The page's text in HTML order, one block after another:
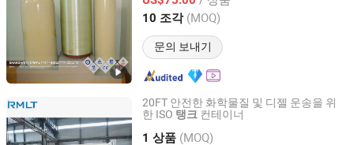
10 조각 (MOQ)
문의 보내기
Shanghai, China 이후 2013
20FT 안전한 화학물질 및 디젤 운송을 위
한 ISO 탱크 컨테이너
1 상품 (MOQ)
Qingdao Ruiming Blue Sky Energy Co., Ltd.